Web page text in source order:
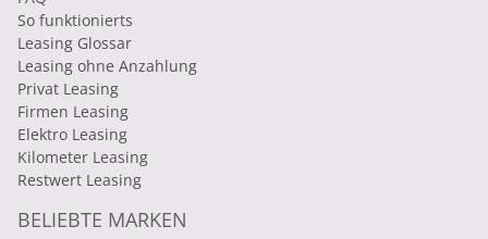
So funktionierts
Leasing Glossar
Leasing ohne Anzahlung
Privat Leasing
Firmen Leasing
Elektro Leasing
Kilometer Leasing
Restwert Leasing
BELIEBTE MARKEN